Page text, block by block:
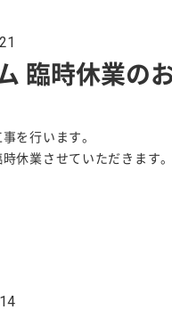
臨時休業の
を行います。
休業させていただきます。